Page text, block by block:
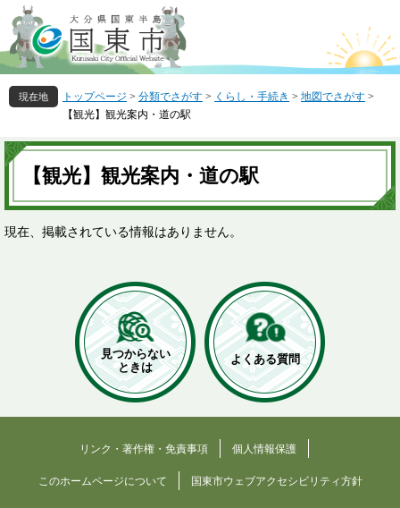
ー
ジ
の
先
頭
す
。
ニ
ュ
ー
を
飛
し
て
トップページ > 分類でさがす > くらし・手続き > 地図でさがす >
【観光】観光案内・道の駅
本
文
【観光】観光案内・道の駅
現在、掲載されている情報はありません。
見つからない
ときは
よくある質問
リンク・著作権・免責事項 個人情報保護
このホームページについて 国東市ウェブアクセシビリティ方針